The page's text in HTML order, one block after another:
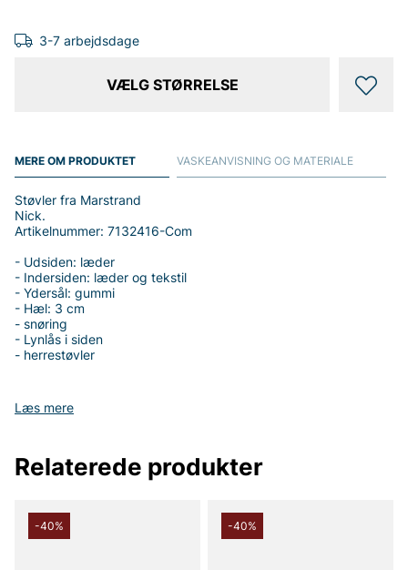
3-7 arbejdsdage
VÆLG STØRRELSE
MERE OM PRODUKTET
Læs mere
Støvler fra Marstrand
Nick.
Artikelnummer: 7132416-Com
- Udsiden: læder
- Indersiden: læder og tekstil
- Ydersål: gummi
- Hæl: 3 cm
- snøring
- Lynlås i siden
- herrestøvler
VASKEANVISNING OG MATERIALE
Relaterede produkter
-40% -40%